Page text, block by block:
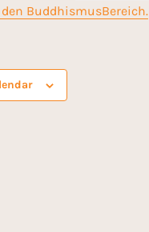
BuddhismusBereich.